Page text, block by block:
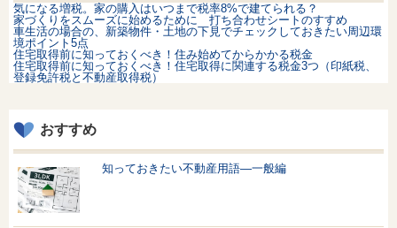
気になる増税。家の購入はいつまで税率8%で建てられる？
家づくりをスムーズに始めるために 打ち合わせシートのすすめ
車生活の場合の、新築物件・土地の下見でチェックしておきたい周辺環
境ポイント5点
住宅取得前に知っておくべき！住み始めてからかかる税金
住宅取得前に知っておくべき！住宅取得に関連する税金3つ（印紙税、
登録免許税と不動産取得税）
おすすめ
知っておきたい不動産用語—一般編